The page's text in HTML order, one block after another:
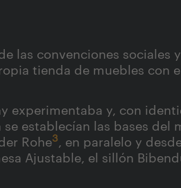
las convenciones sociales
tienda de muebles con
experimentaba y, con
establecían las bases del
Rohe3, en paralelo y
Ajustable, el sillón